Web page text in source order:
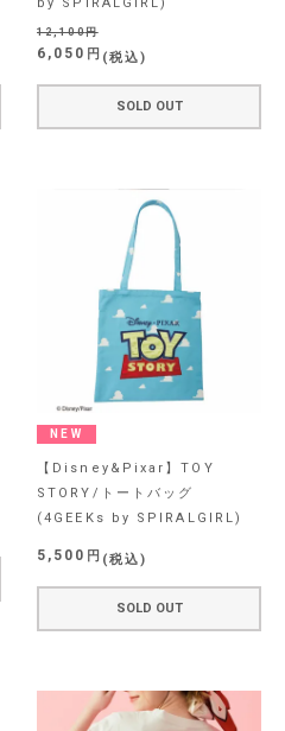
by SPIRALGIRL)
12,100
6,050 税込
SOLD OUT
NEW
【Disney&Pixar】TOY
STORY/トートバッグ
(4GEEKs by SPIRALGIRL)
5,500 税込
SOLD OUT